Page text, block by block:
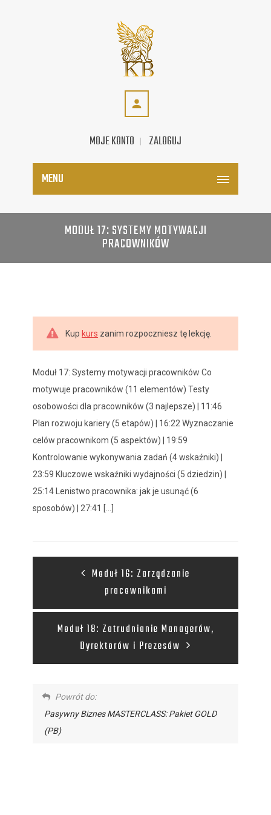
MOJE KONTO ZALOGUJ
MENU
MODUŁ 17: SYSTEMY MOTYWACJI
PRACOWNIKÓW
Kup kurs zanim rozpoczniesz tę lekcję.
Moduł 17: Systemy motywacji pracowników Co
motywuje pracowników (11 elementów) Testy
osobowości dla pracowników (3 najlepsze) | 11:46
Plan rozwoju kariery (5 etapów) | 16:22 Wyznaczanie
celów pracownikom (5 aspektów) | 19:59
Kontrolowanie wykonywania zadań (4 wskaźniki) |
23:59 Kluczowe wskaźniki wydajności (5 dziedzin) |
25:14 Lenistwo pracownika: jak je usunąć (6
sposobów) | 27:41 [...]
Moduł 16: Zarządzanie
pracownikami
Moduł 18: Zatrudnianie Managerów,
Dyrektorów i Prezesów
Powrót do:
Pasywny Biznes MASTERCLASS: Pakiet GOLD
(PB)